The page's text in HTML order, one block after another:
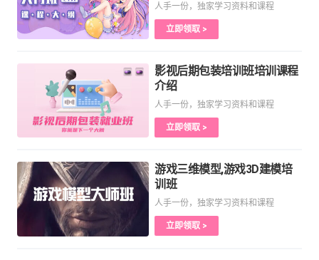
人手一份，独家学习资料和课程
立即领取 >
影视后期包装培训班培训课程
介绍
人手一份，独家学习资料和课程
立即领取 >
游戏三维模型,游戏3D建模培
训班
人手一份，独家学习资料和课程
立即领取 >